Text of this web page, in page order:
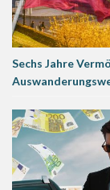
Sechs Jahre